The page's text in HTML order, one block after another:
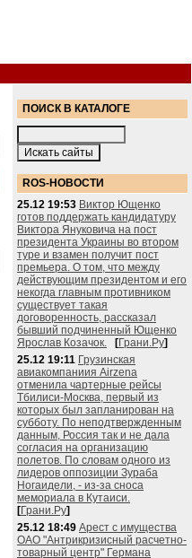
ПОИСК В КАТАЛОГЕ
ROS-НОВОСТИ
25.12 19:53 Виктор Ющенко
готов поддержать кандидатуру
Виктора Януковича на пост
президента Украины во втором
туре и взамен получит пост
премьера. О том, что между
действующим президентом и его
некогда главным противником
существует такая
договоренность, рассказал
бывший подчиненный Ющенко
Ярослав Козачок.
[Грани.Ру]
25.12 19:11 Грузинская
авиакомпаниия Airzena
отменила чартерные рейсы
Тбилиси-Москва, первый из
которых был запланирован на
субботу. По неподтвержденным
данным, Россия так и не дала
согласия на организацию
полетов. По словам одного из
лидеров оппозиции Зураба
Ногаидели, - из-за сноса
мемориала в Кутаиси.
[Грани.Ру]
25.12 18:49 Арест с имущества
ОАО "Антрикризисный расчетно-
товарный центр" Германа